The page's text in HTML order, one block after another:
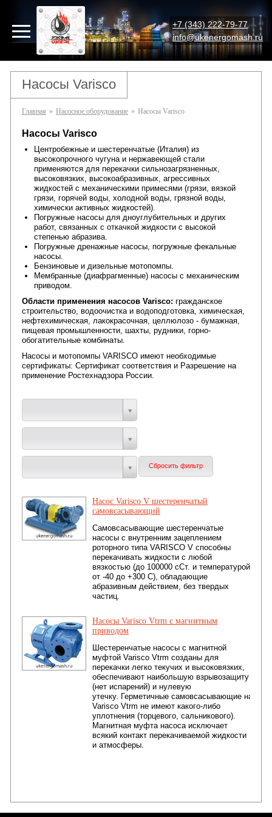
+7 (343) 222-79-77
info@ukenergomash.ru
Насосы Varisco
Главная » Насосное оборудование » Насосы Varisco
Насосы Varisco
Центробежные и шестеренчатые (Италия) из
высокопрочного чугуна и нержавеющей стали
применяются для перекачки сильнозагрязненных,
высоковязких, высокоабразивных, агрессивных
жидкостей с механическими примесями (грязи, вязкой
грязи, горячей воды, холодной воды, грязной воды,
химически активных жидкостей).
Погружные насосы для дноуглубительных и других
работ, связанных с откачкой жидкости с высокой
степенью абразива.
Погружные дренажные насосы, погружные фекальные
насосы.
Бензиновые и дизельные мотопомпы.
Мембранные (диафрагменные) насосы с механическим
приводом.
Области применения насосов Varisco: гражданское
строительство, водоочистка и водоподготовка, химическая,
нефтехимическая, лакокрасочная, целлюлозо - бумажная,
пищевая промышленности, шахты, рудники, горно-
обогатительные комбинаты.
Насосы и мотопомпы VARISCO имеют необходимые
сертификаты: Сертификат соответствия и Разрешение на
применение Ростехнадзора России.
Насос Varisco V шестеренчатый
самовсасывающий
Самовсасывающие шестеренчатые
насосы c внутренним зацеплением
роторного типа VARISCO V способны
перекачивать жидкости с любой
вязкостью (до 100000 сСт. и температурой
от -40 до +300 С), обладающие
абразивным действием, без твердых
частиц.
Насосы Varisco Vtrm с магнитным
приводом
Шестеренчатые насосы с магнитной
муфтой Varisco Vtrm созданы для
перекачки легко текучих и высоковязких,
обеспечивают наибольшую взрывозащиту
(нет испарений) и нулевую
утечку. Герметичные самовсасывающие насосы
Varisco Vtrm не имеют какого-либо
уплотнения (торцевого, сальникового).
Магнитная муфта насоса исключает
всякий контакт перекачиваемой жидкости
и атмосферы.